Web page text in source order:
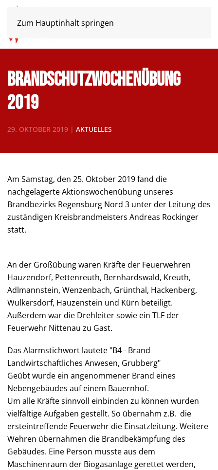
Zum Hauptinhalt springen
Brandschutzwochenübung
2019
29. OKTOBER 2019 | AKTUELLES
Am Samstag, den 25. Oktober 2019 fand die
nachgelagerte Aktionswochenübung unseres
Brandbezirks Regensburg Nord 3 unter der Leitung des
zuständigen Kreisbrandmeisters Andreas Rockinger
statt.
An der Großübung waren Kräfte der Feuerwehren
Hauzendorf, Pettenreuth, Bernhardswald, Kreuth,
Adlmannstein, Wenzenbach, Grünthal, Hackenberg,
Wulkersdorf, Hauzenstein und Kürn beteiligt.
Außerdem war die Drehleiter sowie ein TLF der
Feuerwehr Nittenau zu Gast.
Das Alarmstichwort lautete "B4 - Brand
Landwirtschaftliches Anwesen, Grubberg"
Geübt wurde ein angenommener Brand eines
Nebengebäudes auf einem Bauernhof.
Um alle Kräfte sinnvoll einbinden zu können wurden
vielfältige Aufgaben gestellt. So übernahm z.B. die
ersteintreffende Feuerwehr die Einsatzleitung. Weitere
Wehren übernahmen die Brandbekämpfung des
Gebäudes. Eine Person musste aus dem
Maschinenraum der Biogasanlage gerettet werden,